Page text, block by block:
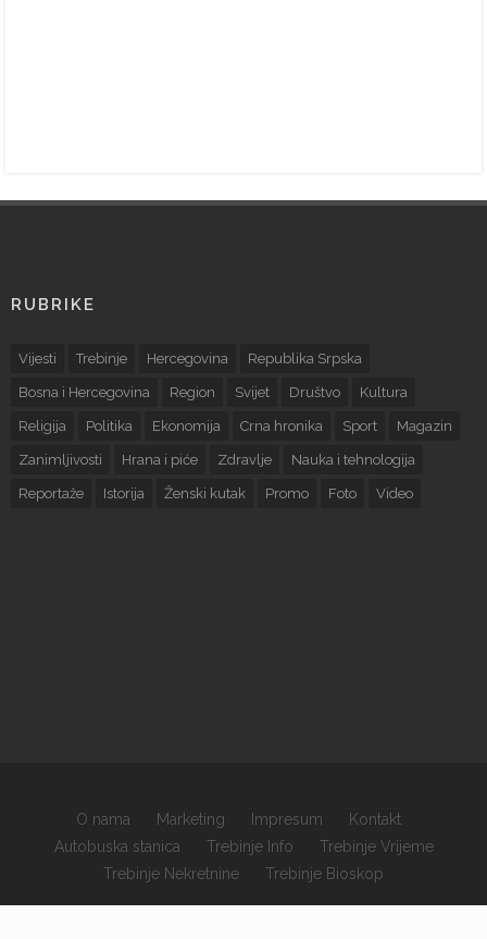
×
RUBRIKE
Vijesti Trebinje Hercegovina Republika Srpska
Bosna i Hercegovina Region Svijet Društvo Kultura
Religija Politika Ekonomija Crna hronika Sport Magazin
Zanimljivosti Hrana i piće Zdravlje Nauka i tehnologija
Reportaže Istorija Ženski kutak Promo Foto Video
O nama Marketing Impresum
Kontakt
Autobuska stanica
Trebinje Info
Trebinje Vrijeme
Trebinje Nekretnine
Trebinje Bioskop